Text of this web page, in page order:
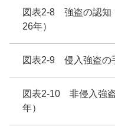
図表2-8 強盗の認知
26年）
図表2-9 侵入強盗の
図表2-10 非侵入強
年）